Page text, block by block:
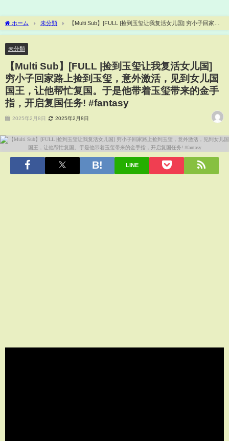
ホーム 未分類
【Multi Sub】[FULL |捡到玉玺让我复活女儿国] 穷小子回家路
上捡到玉玺，意外激活，见到女儿国国王，让他帮忙复国。于是他带着玉玺带来的金手
未分類
【Multi Sub】[FULL |捡到玉玺让我复活女儿国]
穷小子回家路上捡到玉玺，意外激活，见到女儿国
国王，让他帮忙复国。于是他带着玉玺带来的金手
指，开启复国任务! #fantasy
2025年2月8日 2025年2月8日
LINE